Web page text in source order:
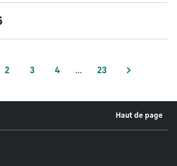
Page
2
Page
3
Page
4 …
Page
23
Haut de page